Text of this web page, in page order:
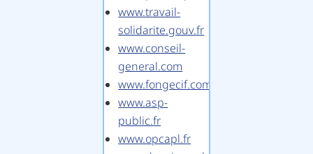
www.travail-
solidarite.gouv.fr
www.conseil-
general.com
www.fongecif.com
www.asp-
public.fr
www.opcapl.fr